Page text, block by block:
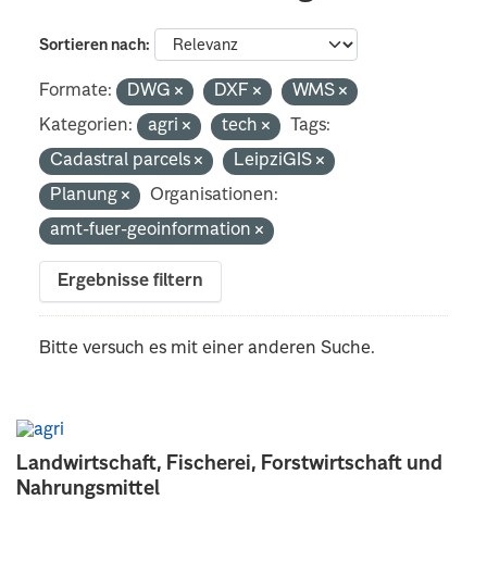
Landwirtschaft, Fischerei, Forstwirtschaft und
Nahrungsmittel
Sortieren nach
Formate: DWG DXF
WMS
Kategorien:
agri tech
Tags:
Cadastral parcels
LeipziGIS
Planung
Organisationen:
amt-fuer-geoinformation
Ergebnisse filtern
Bitte versuch es mit einer anderen Suche.